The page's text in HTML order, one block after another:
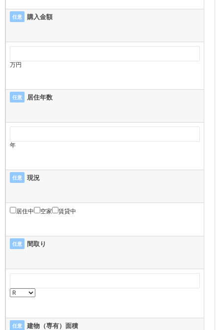
任意 購入金額
万円
任意 居住年数
年
任意 現況
居住中 空家 賃貸中
任意 間取り
任意 建物（専有）面積